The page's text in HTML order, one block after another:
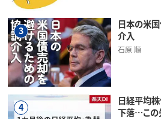
3
日本の米
介入
石原 順
4
日経平均
下落…この